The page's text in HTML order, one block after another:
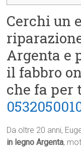
Cerchi un
Argenta e
il fabbro
che fa per
Da oltre 20 anni,
in legno Argenta,